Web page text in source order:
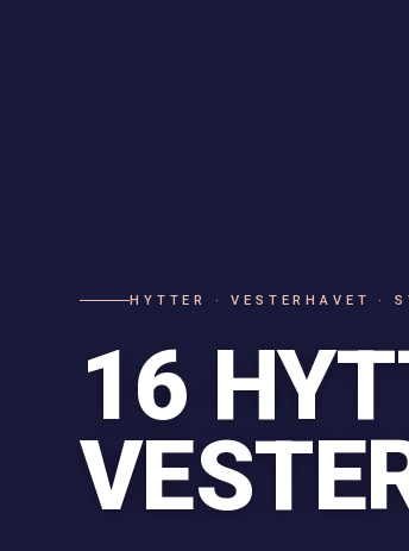
HYTTER · VESTERHAVET ·
16